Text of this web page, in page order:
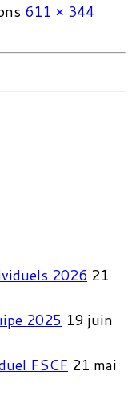
611 × 344
2026 21
2025 19 juin
FSCF 21 mai